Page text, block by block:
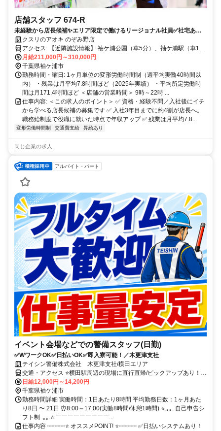
店舗スタッフ 674-R
未経験から店長候補✨エリア限定で働けるリージョナル社員✅社宅あり
｜残業月7.8h
クスリのアオキ のぞみ野店
アクセス: 【近隣施設情報】 袖ケ浦公園（車5分）、袖ケ浦駅（車10
分）、東京ドイツ村（車10分）
月給211,000円～310,000円
千葉県袖ケ浦市
勤務時間・曜日: 1ヶ月単位の変形労働時間制（週平均実働40時間以
内） ・残業は月平均7.8時間ほど（2025年実績） ・平均所定労働時
間は月171.4時間ほど ＜店舗の営業時間＞ 9時～22時 ...
仕事内容: ＜この求人のポイント＞ ✅ 資格・経験不問／入社後にイチ
から学べる店長候補の募集です ✅ 入社3年目までに約4割が店長へ。
職務給制度で役職に就いた時点で年収アップ ✅ 残業は月平均7.8...
変形労働時間制 交通費支給 昇給あり
同じ企業の求人
アルバイト・パート
イベント会場などでの警備スタッフ(日勤)
✅WワークOK✅日払いOK✅即入寮可能！／木更津支社
テイシン警備株式会社 木更津支社/横田エリア
交通・アクセス ⭐横田駅周辺の現場に直行直帰/ピックアップあり！移
動の心配は不要です♪
日給12,000円～14,200円
千葉県袖ケ浦市
勤務時間詳細 実働時間：1日あたり8時間 平均勤務日数：1ヶ月あた
り8日 〜 21日 ⏰8:00～17:00(実働8時間/休憩1時間) ⭐.｡｡. 自己申告シ
フト制 .｡｡.⭐ ￣￣￣￣￣￣￣￣￣...
仕事内容 ┉┉┉⭐ オススメPOINT! ⭐┉┉┉ ✅日払いシステムあり！